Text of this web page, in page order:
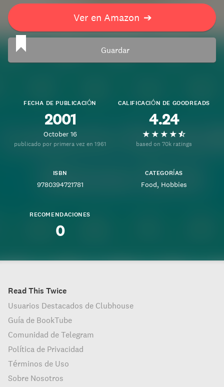
Ver en Amazon ➔
Guardar
FECHA DE PUBLICACIÓN
2001
October 16
publicado por primera vez en 1961
CALIFICACIÓN DE GOODREADS
4.24
based on 70k ratings
ISBN
9780394721781
CATEGORÍAS
Food Hobbies
RECOMENDACIONES
0
Read This Twice
Usuarios Destacados de Clubhouse
Guía de BookTube
Comunidad de Telegram
Política de Privacidad
Términos de Uso
Sobre Nosotros